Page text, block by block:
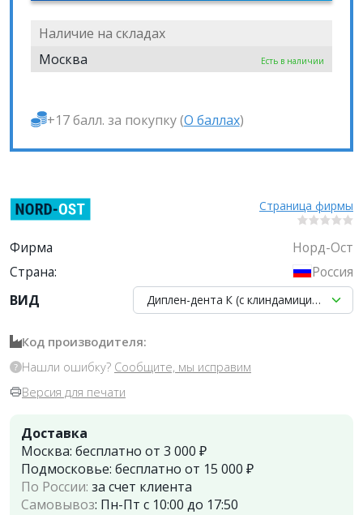
Наличие на складах
Москва
Есть в наличии
+17 балл. за покупку (О баллах)
Страница фирмы
Фирма
Норд-Ост
Страна:
Россия
ВИД
Диплен-дента К (с клиндамицином),
Код производителя:
Нашли ошибку? Сообщите, мы исправим
Версия для печати
Доставка
Москва: бесплатно от 3 000 ₽
Подмосковье: бесплатно от 15 000 ₽
По России: за счет клиента
Самовывоз: Пн-Пт с 10:00 до 17:50